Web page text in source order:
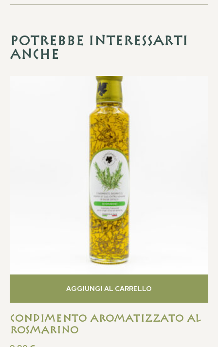
Potrebbe interessarti
anche
Condimento Aromatizzato al
Rosmarino
AGGIUNGI AL CARRELLO